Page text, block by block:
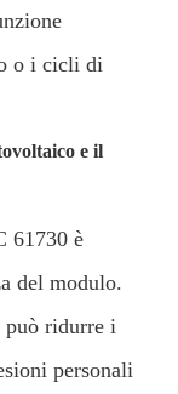
o i cicli di
e il
61730 è
del modulo.
può ridurre i
personali